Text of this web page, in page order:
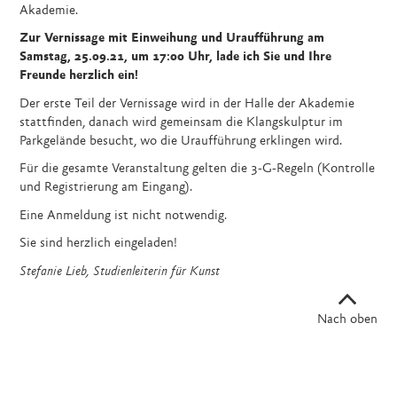
Akademie.
Zur Vernissage mit Einweihung und Uraufführung am
Samstag, 25.09.21, um 17:00 Uhr, lade ich Sie und Ihre
Freunde herzlich ein!
Der erste Teil der Vernissage wird in der Halle der Akademie
stattfinden, danach wird gemeinsam die Klangskulptur im
Parkgelände besucht, wo die Uraufführung erklingen wird.
Für die gesamte Veranstaltung gelten die 3-G-Regeln (Kontrolle
und Registrierung am Eingang).
Eine Anmeldung ist nicht notwendig.
Sie sind herzlich eingeladen!
Stefanie Lieb, Studienleiterin für Kunst
Nach oben